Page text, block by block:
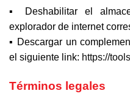
▪ Deshabilitar el
explorador de internet
▪ Descargar un
el siguiente link: https://
Términos legales